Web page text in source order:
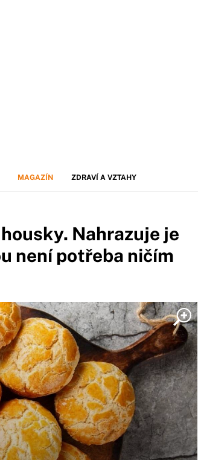
MAGAZÍN ZDRAVÍ A VZTAHY
Nahrazuje je
není potřeba ničím